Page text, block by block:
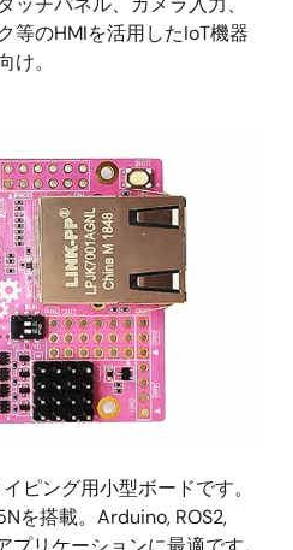
等のHMIを活用したIoT機器
け。
ピング用小型ボードです。
を搭載。Arduino, ROS2,